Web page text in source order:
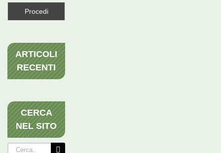
ARTICOLI
RECENTI
CERCA
NEL SITO
Cerca